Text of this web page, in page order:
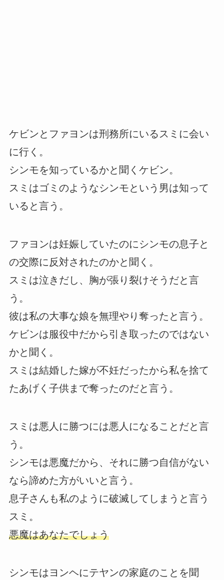
ケビンとファヨンは刑務所にいるスミに会い
に行く。
シンモを知っているかと聞くケビン。
スミはゴミのようなシンモという男は知って
いると言う。
ファヨンは妊娠していたのにシンモの息子と
の交際に反対されたのかと聞く。
スミは泣きだし、胸が張り裂けそうだと言
う。
彼は私の大事な娘を無理やり奪ったと言う。
ケビンは服役中だから引き取ったのではない
かと聞く。
スミは結婚した嫁が不妊だったから私を捨て
たあげく子供まで奪ったのだと言う。
スミは悪人に勝つには悪人になることだと言
う。
シンモは悪魔だから、それに勝つ自信がない
なら諦めた方がいいと言う。
息子さんも私のように破滅してしまうと言う
スミ。
悪魔はあなたでしょう
シンモはヨンヘにテヤンの家庭のことを聞